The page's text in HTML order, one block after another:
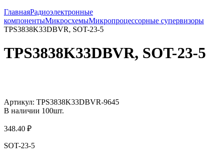
ГлавнаяРадиоэлектронные
компонентыМикросхемыМикропроцессорные супервизоры
TPS3838K33DBVR, SOT-23-5
TPS3838K33DBVR, SOT-23-5
Артикул: TPS3838K33DBVR-9645
В наличии 100шт.
348.40 ₽
SOT-23-5